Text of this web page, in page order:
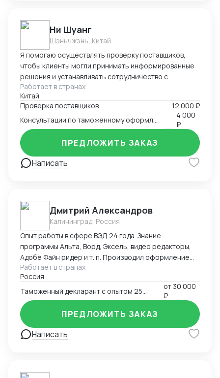
Ни Шуанг
Шэньчжэнь, Китай
Я помогаю осуществлять проверку поставщиков,
чтобы клиенты могли принимать информированные
решения и устанавливать сотрудничество с
надежными и квалифицированными партнерами.
Произвожу тщательный анализ рынка и имею
прочные связи с местными поставщиками и
таможенными органами. Я глубоко понимаю
требования и сложности, с которыми сталкиваются
предприниматели и компании, осуществляющие
международную торговлю. Я также готова
предоставить свои услуги на любом
Работает в странах
Китай
Проверка поставщиков
12 000 ₽
4 000
₽
Написать
ПРЕДЛОЖИТЬ ЗАКАЗ
Дмитрий Александров
Калининград, Россия
Опыт работы в сфере ВЭД 24 года. Знание
программы Альта, Ворд, Эксель, видео редакторы,
Адобе Файн ридер и т. п. Производил оформление
Экспорта, Импорта, Реэкспорта, Таможенный
транзит,Помогаю при сборе документов для КТС,
Ввоз образцов для испытаний. Производил
оформление Деклараций соответствия,
Сертификатов, СГР. Оформлял сельхоз технику в
ассортименте, строительный крепёж(порядка 500
артикулов), электро инструмент,
Работает в странах
Россия
от 30 000
₽
Написать
ПРЕДЛОЖИТЬ ЗАКАЗ